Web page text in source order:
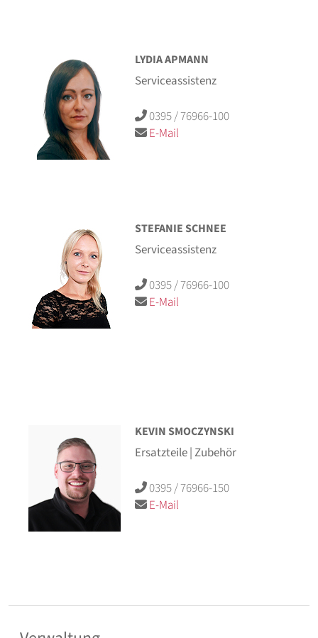
LYDIA APMANN
Serviceassistenz
0395 / 76966-100
E-Mail
STEFANIE SCHNEE
Serviceassistenz
0395 / 76966-100
E-Mail
KEVIN SMOCZYNSKI
Ersatzteile | Zubehör
0395 / 76966-150
E-Mail